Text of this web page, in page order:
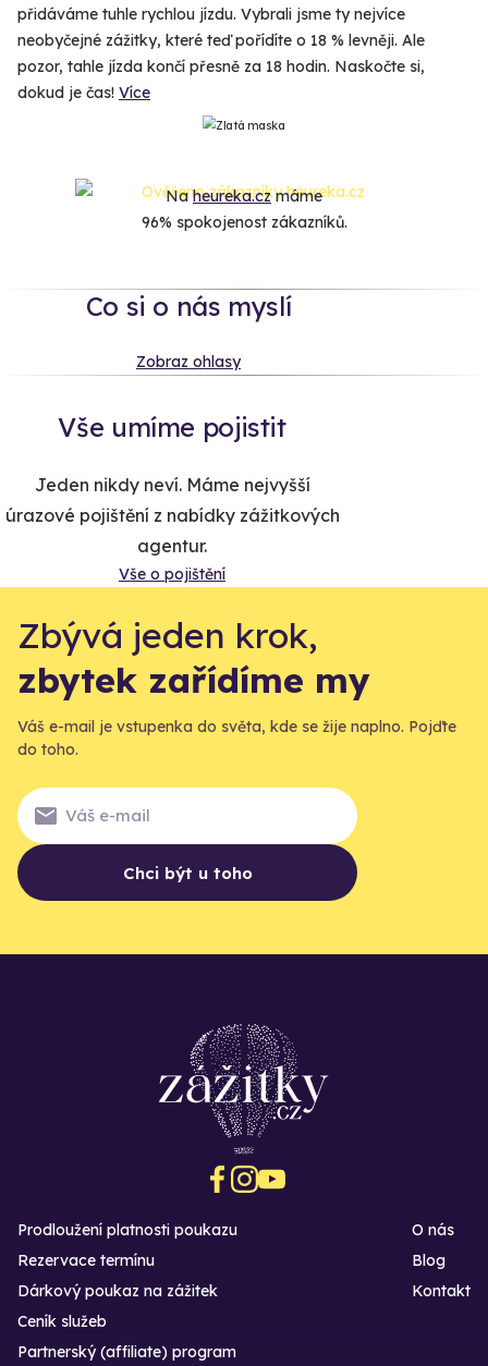
přidáváme tuhle rychlou jízdu. Vybrali jsme ty nejvíce
neobyčejné zážitky, které teď pořídíte o 18 % levněji. Ale
pozor, tahle jízda končí přesně za 18 hodin. Naskočte si,
dokud je čas! Více
Naheureka.czmáme
96% spokojenost zákazníků.
Co si o nás myslí
Zobraz ohlasy
Vše umíme pojistit
Jeden nikdy neví. Máme nejvyšší
úrazové pojištění z nabídky zážitkových
agentur.
Vše o pojištění
Zbývá jeden krok,
zbytek zařídíme my
Váš e-mail je vstupenka do světa, kde se žije naplno. Pojďte
do toho.
Chci být u toho
Prodloužení platnosti poukazu
Rezervace termínu
Dárkový poukaz na zážitek
O nás
Blog
Kontakt
Ceník služeb
Partnerský (affiliate) program